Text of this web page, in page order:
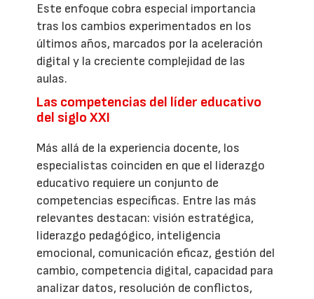
Este enfoque cobra especial importancia
tras los cambios experimentados en los
últimos años, marcados por la aceleración
digital y la creciente complejidad de las
aulas.
Las competencias del líder educativo
del siglo XXI
Más allá de la experiencia docente, los
especialistas coinciden en que el liderazgo
educativo requiere un conjunto de
competencias específicas. Entre las más
relevantes destacan: visión estratégica,
liderazgo pedagógico, inteligencia
emocional, comunicación eficaz, gestión del
cambio, competencia digital, capacidad para
analizar datos, resolución de conflictos,